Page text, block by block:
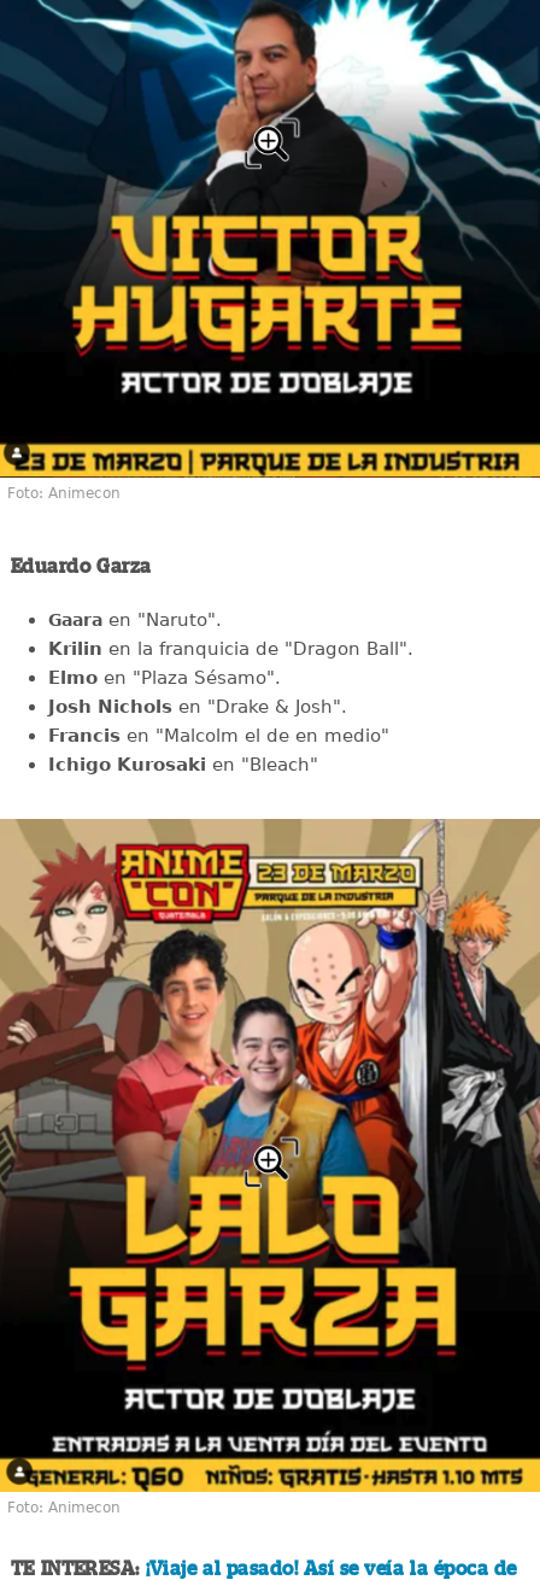
Foto: Animecon
Eduardo Garza
Gaara en "Naruto".
Krilin en la franquicia de "Dragon Ball".
Elmo en "Plaza Sésamo".
Josh Nichols en "Drake & Josh".
Francis en "Malcolm el de en medio"
Ichigo Kurosaki en "Bleach"
Foto: Animecon
TE INTERESA:¡Viaje al pasado! Así se veía la época de